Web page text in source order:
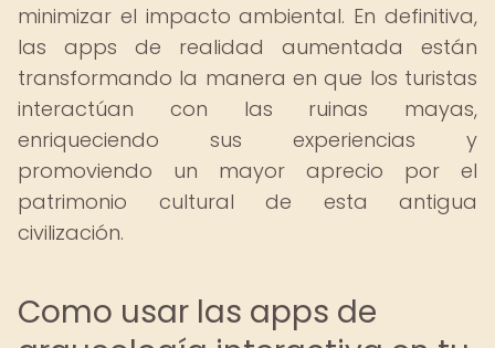
minimizar el impacto ambiental. En definitiva,
las apps de realidad aumentada están
transformando la manera en que los turistas
interactúan con las ruinas mayas,
enriqueciendo sus experiencias y
promoviendo un mayor aprecio por el
patrimonio cultural de esta antigua
civilización.
Como usar las apps de